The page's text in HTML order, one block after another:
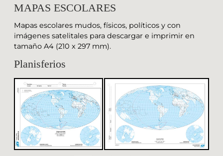
MAPAS ESCOLARES
Mapas escolares mudos, físicos, políticos y con
imágenes satelitales para descargar e imprimir en
tamaño A4 (210 x 297 mm).
Planisferios